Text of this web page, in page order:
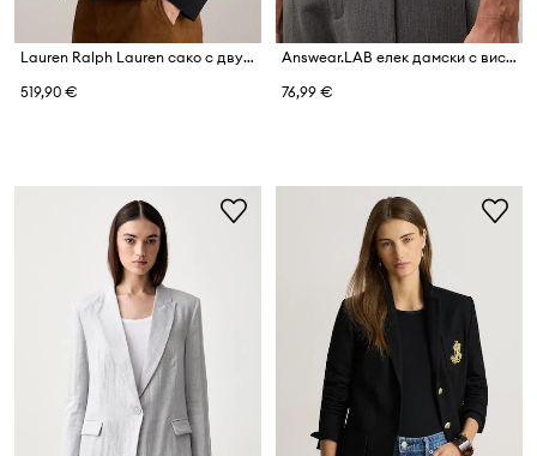
Lauren Ralph Lauren сако с двуредно закопчаване дамско
519,90 €
Answear.LAB елек дамски с вискоза
76,99 €